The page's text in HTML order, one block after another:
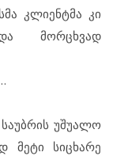
კლიენტმა კი
მორცხვად
უშუალო
მეტი სიცხარე